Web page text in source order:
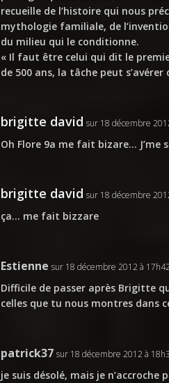
recueille de l’histoire qui nous
mythologie familiale, de
du milieu qui le conditionne.
« Il faut être celui qui dit le
de 500 ans, la tâche peut
brigitte david sur 18 décembre
Oh Flore 9a me fait bizare… J’me
brigitte david sur 18 décembre
ça… me fait bizzare
Estienne sur 18 décembre 2012 à
Difficile de passer après Brigitte
celles que tu nous montres dans
patrick37 sur 18 décembre 2012 à
je suis désolé, mais je n’accroche